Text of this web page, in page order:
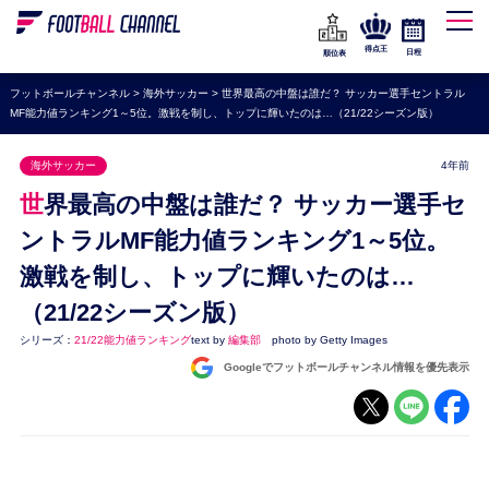
WEリーグ
海外サッカー
プレミアリーグ
ラ・リーガ
セリエA
ブンデスリーガ
UEFA
ナショナルチーム
順位表
得点王 日程
フットボールチャンネル> 海外サッカー > 世界最高の中盤は誰だ？ サッカー選手セントラル
MF能力値ランキング1～5位。激戦を制し、トップに輝いたのは…（21/22シーズン版）
海外サッカー 4年前
世界最高の中盤は誰だ？ サッカー選手セ
ントラルMF能力値ランキング1～5位。
激戦を制し、トップに輝いたのは…
（21/22シーズン版）
シリーズ： 21/22能力値ランキングtext by 編集部 photo by Getty Images
Googleでフットボールチャンネル情報を優先表示